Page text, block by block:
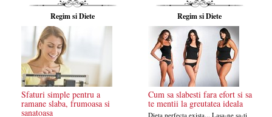
Regim si Diete
Sfaturi simple pentru a
ramane slaba, frumoasa si
sanatoasa
Regim si Diete
Cum sa slabesti fara efort si sa
te mentii la greutatea ideala
Dieta perfecta exista... Lasa-ne sa-ti